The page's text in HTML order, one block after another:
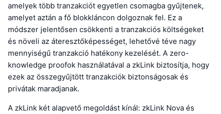
amelyek több tranzakciót egyetlen csomagba gyűjtenek,
amelyet aztán a fő blokkláncon dolgoznak fel. Ez a
módszer jelentősen csökkenti a tranzakciós költségeket
és növeli az áteresztőképességet, lehetővé téve nagy
mennyiségű tranzakció hatékony kezelését. A zero-
knowledge proofok használatával a zkLink biztosítja, hogy
ezek az összegyűjtött tranzakciók biztonságosak és
privátak maradjanak.
A zkLink két alapvető megoldást kínál: zkLink Nova és